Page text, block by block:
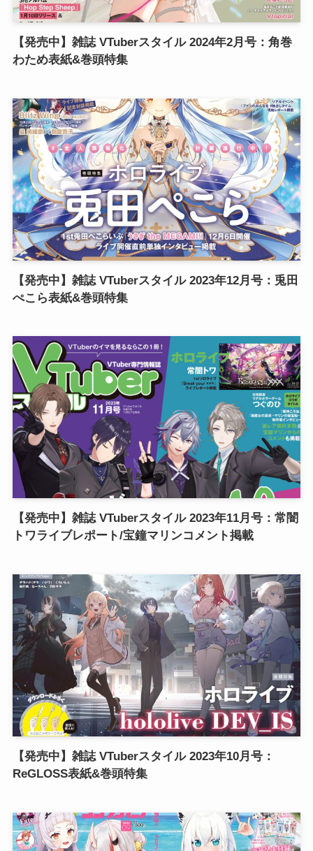
【発売中】雑誌 VTuberスタイル 2024年2月号：角巻
わため表紙&巻頭特集
【発売中】雑誌 VTuberスタイル 2023年12月号：兎田
ぺこら表紙&巻頭特集
【発売中】雑誌 VTuberスタイル 2023年11月号：常闇
トワライブレポート/宝鐘マリンコメント掲載
【発売中】雑誌 VTuberスタイル 2023年10月号：
ReGLOSS表紙&巻頭特集